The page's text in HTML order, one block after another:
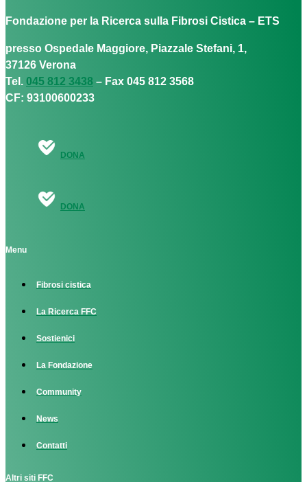
Fondazione per la Ricerca sulla Fibrosi Cistica – ETS
presso Ospedale Maggiore, Piazzale Stefani, 1,
37126 Verona
Tel. 045 812 3438 – Fax 045 812 3568
CF: 93100600233
DONA
DONA
Menu
Fibrosi cistica
La Ricerca FFC
Sostienici
La Fondazione
Community
News
Contatti
Altri siti FFC